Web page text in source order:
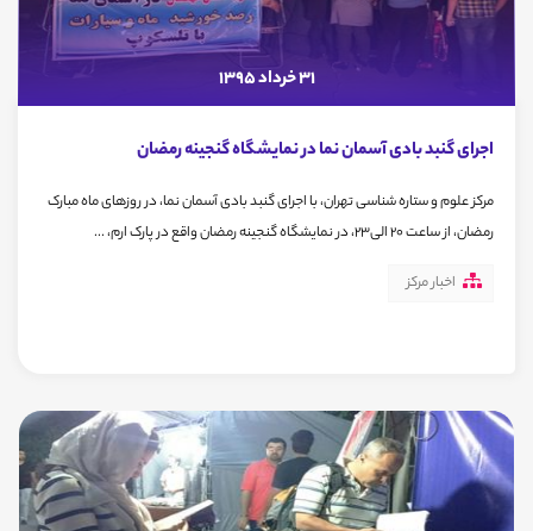
31 خرداد 1395
اجرای گنبد بادی آسمان نما در نمایشگاه گنجینه رمضان
مرکز علوم و ستاره شناسی تهران، با اجرای گنبد بادی آسمان نما، در روزهای ماه مبارک
رمضان، از ساعت 20 الی23، در نمایشگاه گنجینه رمضان واقع در پارک ارم، ...
اخبار مرکز